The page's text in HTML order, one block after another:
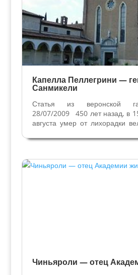
Искусство
Капелла Пеллегрини —
Санмикели
Статья из веронской
28/07/2009 450 лет назад, в
августа умер от лихорадки
Веронетта, где он жил, в
любимым племянником,...
Чиньяроли — отец